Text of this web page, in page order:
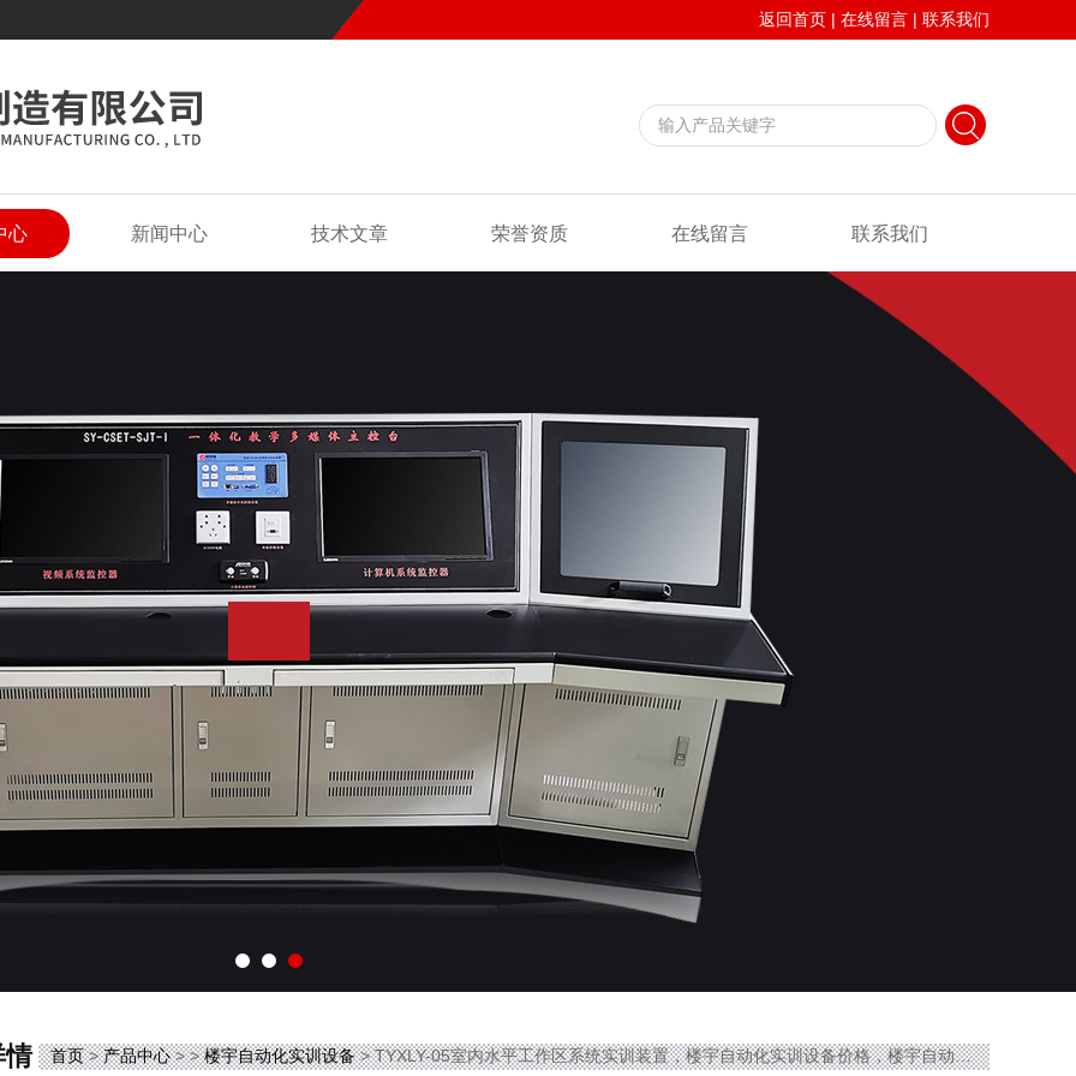
返回首页 | 在线留言 | 联系我们
心 新闻中心 技术文章 荣誉资质 在线留言 联系我们
情 首页>产品中心> >楼宇自动化实训设备> TYXLY-05室内水平工作区系统实训装置，楼宇自动化实训设备价格，楼宇自动化实训设备厂家